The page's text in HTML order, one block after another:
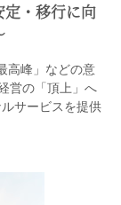
定・移行に向
高峰」などの意
営の「頂上」へ
サービスを提供